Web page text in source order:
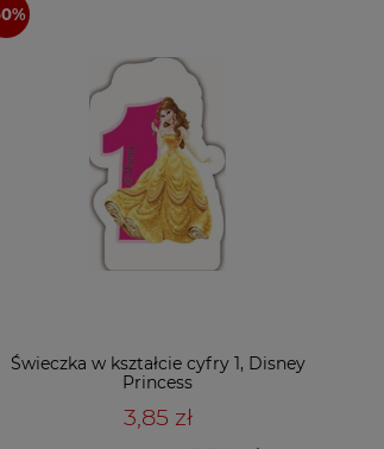
Świeczka w kształcie cyfry 1, Disney
Princess
3,85 zł